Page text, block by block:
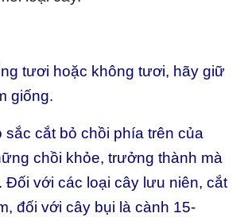
tươi hoặc không tươi, hãy giữ
giống.
sắc cắt bỏ chồi phía trên của
chồi khỏe, trưởng thành mà
Đối với các loại cây lưu niên, cắt
đối với cây bụi là cành 15-